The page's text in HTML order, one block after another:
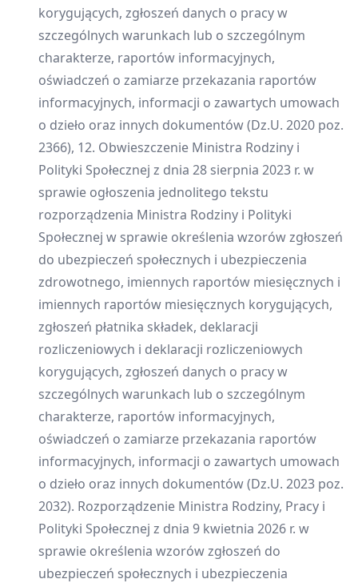
korygujących, zgłoszeń danych o pracy w
szczególnych warunkach lub o szczególnym
charakterze, raportów informacyjnych,
oświadczeń o zamiarze przekazania raportów
informacyjnych, informacji o zawartych umowach
o dzieło oraz innych dokumentów (Dz.U. 2020 poz.
2366), 12. Obwieszczenie Ministra Rodziny i
Polityki Społecznej z dnia 28 sierpnia 2023 r. w
sprawie ogłoszenia jednolitego tekstu
rozporządzenia Ministra Rodziny i Polityki
Społecznej w sprawie określenia wzorów zgłoszeń
do ubezpieczeń społecznych i ubezpieczenia
zdrowotnego, imiennych raportów miesięcznych i
imiennych raportów miesięcznych korygujących,
zgłoszeń płatnika składek, deklaracji
rozliczeniowych i deklaracji rozliczeniowych
korygujących, zgłoszeń danych o pracy w
szczególnych warunkach lub o szczególnym
charakterze, raportów informacyjnych,
oświadczeń o zamiarze przekazania raportów
informacyjnych, informacji o zawartych umowach
o dzieło oraz innych dokumentów (Dz.U. 2023 poz.
2032). Rozporządzenie Ministra Rodziny, Pracy i
Polityki Społecznej z dnia 9 kwietnia 2026 r. w
sprawie określenia wzorów zgłoszeń do
ubezpieczeń społecznych i ubezpieczenia